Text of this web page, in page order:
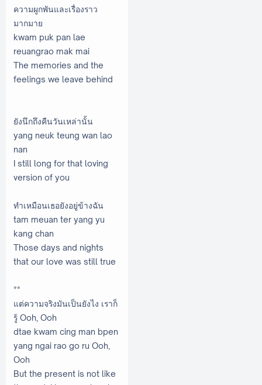
ความผูกพันและเรื่องราว
มากมาย
kwam puk pan lae
reuangrao mak mai
The memories and the
feelings we leave behind
ยังนึกถึงคืนวันเหล่านั้น
yang neuk teung wan lao
nan
I still long for that loving
version of you
ทำเหมือนเธอยังอยู่ข้างฉัน
tam meuan ter yang yu
kang chan
Those days and nights
that our love was still true
**
แต่ความจริงมันเป็นยังไง เราก็
รู้ Ooh, Ooh
dtae kwam cing man bpen
yang ngai rao go ru Ooh,
Ooh
But the present is not like